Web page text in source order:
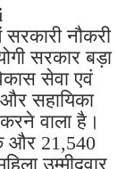
नौकरी
सरकार बड़ा
सेवा एवं
और सहायिका
वाला है।
और 21,540
उम्मीदवार